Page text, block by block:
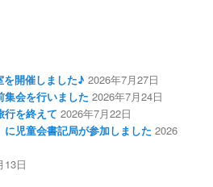
を開催しました♪ 2026年7月27日
集会を行いました 2026年7月24日
行を終えて 2026年7月22日
児童会書記局が参加しました 2026
13日